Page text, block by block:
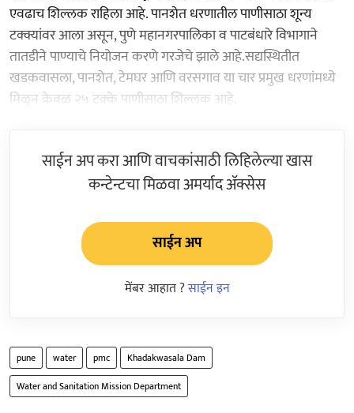
एवढाच शिल्लक राहिला आहे. पानशेत धरणातील पाणीसाठा शून्य
टक्क्यांवर आला असून, पुणे महानगरपालिका व पाटबंधारे विभागाने
तातडीने पाण्याचे नियोजन करणे गरजेचे झाले आहे.सद्यस्थितीत
खडकवासला, पानशेत, टेमघर आणि वरसगाव या चार प्रमुख धरणांमध्ये
मिळून केवळ २५ टक्के पाणीसाठा शिल्लक आहे.
साईन अप करा आणि वाचकांसाठी लिहिलेल्या खास
कन्टेन्टचा मिळवा अमर्याद ॲक्सेस
साईन अप
मेंबर आहात ?साईन इन
pune water pmc
Khadakwasala Dam
Water and Sanitation Mission Department